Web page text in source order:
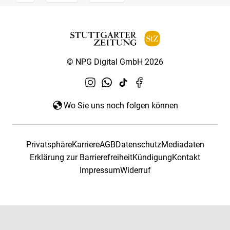
© NPG Digital GmbH 2026
Wo Sie uns noch folgen können
PrivatsphäreKarriereAGBDatenschutzMediadaten
Erklärung zur BarrierefreiheitKündigungKontakt
ImpressumWiderruf